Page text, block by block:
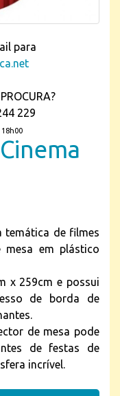
para
229
temática de filmes
em plástico
x 259cm e possui
de borda de
de mesa pode
de festas de
incrível.